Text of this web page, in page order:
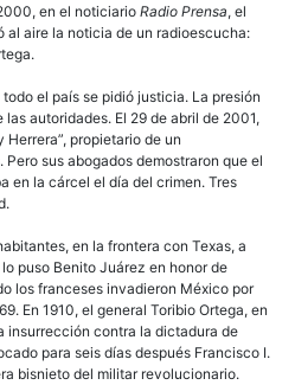
en el noticiario Radio Prensa, el
al aire la noticia de un radioescucha:
el país se pidió justicia. La presión
autoridades. El 29 de abril de 2001,
Herrera”, propietario de un
sus abogados demostraron que el
en la cárcel el día del crimen. Tres
en la frontera con Texas, a
puso Benito Juárez en honor de
los franceses invadieron México por
En 1910, el general Toribio Ortega, en
insurrección contra la dictadura de
para seis días después Francisco I.
bisnieto del militar revolucionario.